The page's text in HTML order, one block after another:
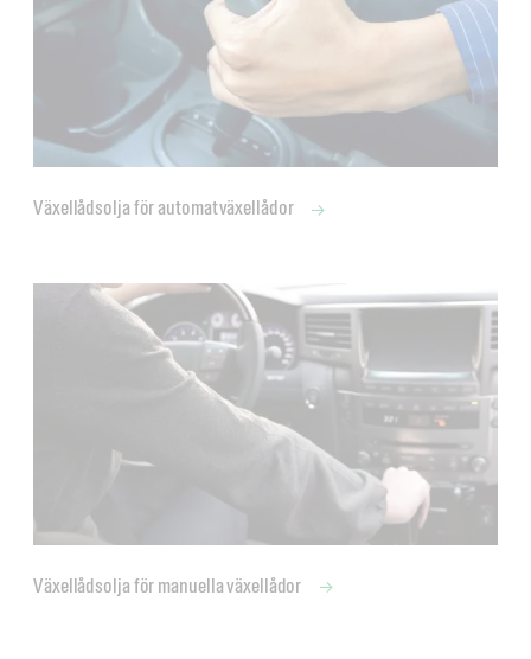
Växellådsolja för automatväxellådor
Växellådsolja för manuella växellådor